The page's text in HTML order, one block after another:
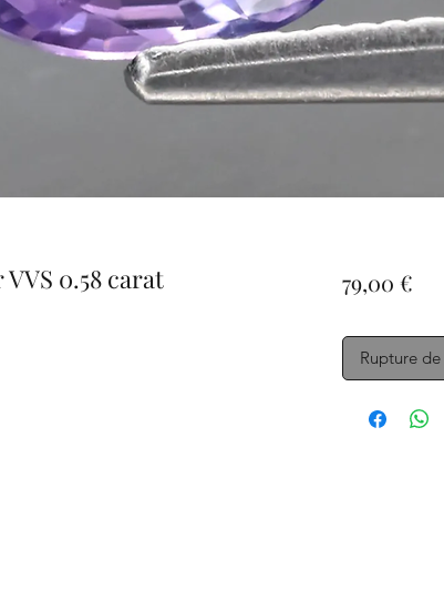
0.58 carat 79,00 €Prix
Rupture